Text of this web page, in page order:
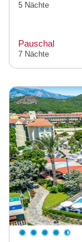
5 Nächte
Pauschal
7 Nächte